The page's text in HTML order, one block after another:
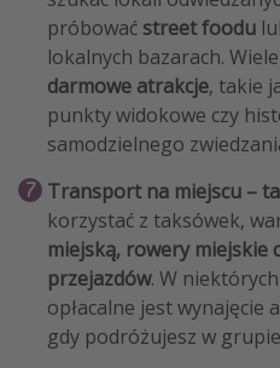
próbować street foodu
lokalnych bazarach.
darmowe atrakcje, takie
punkty widokowe czy
samodzielnego
Transport na miejscu –
korzystać z taksówek,
miejską, rowery miejskie
przejazdów. W
opłacalne jest wynajęcie
gdy podróżujesz w